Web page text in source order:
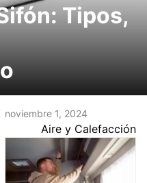
Tipos,
noviembre 1, 2024
Aire y Calefacción